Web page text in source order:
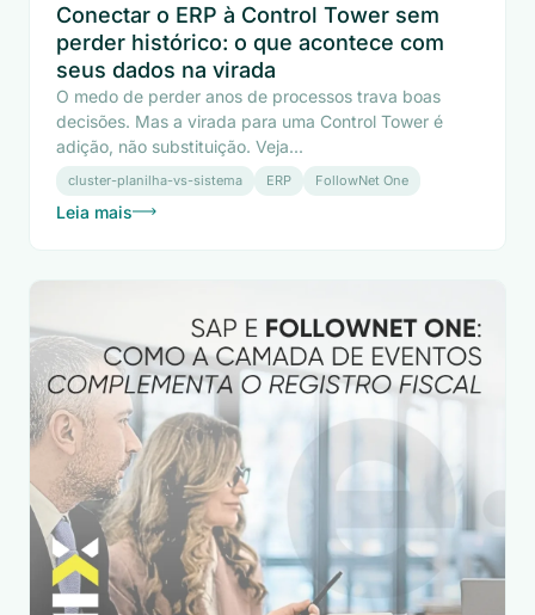
Conectar o ERP à Control Tower sem
perder histórico: o que acontece com
seus dados na virada
O medo de perder anos de processos trava boas
decisões. Mas a virada para uma Control Tower é
adição, não substituição. Veja...
cluster-planilha-vs-sistema ERP FollowNet One
Leia mais